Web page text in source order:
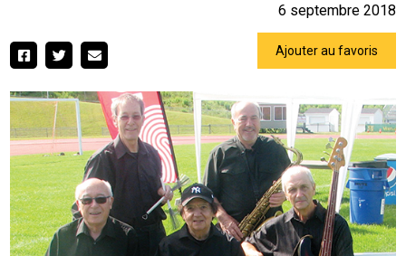
6 septembre 2018
Ajouter au favoris